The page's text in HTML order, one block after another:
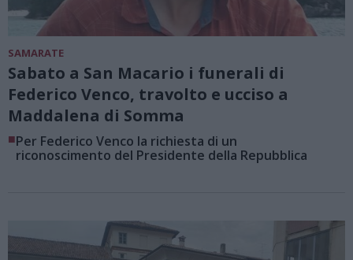
SAMARATE
Sabato a San Macario i funerali di
Federico Venco, travolto e ucciso a
Maddalena di Somma
■Per Federico Venco la richiesta di un
riconoscimento del Presidente della Repubblica